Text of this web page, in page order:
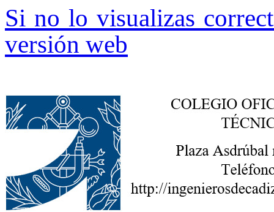
Si no lo visualizas
versión web